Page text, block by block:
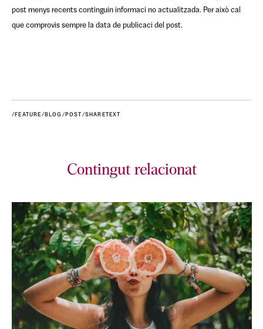
post menys recents continguin informaci no actualitzada. Per això cal
que comprovis sempre la data de publicaci del post.
/FEATURE/BLOG/POST/SHARETEXT
Contingut relacionat